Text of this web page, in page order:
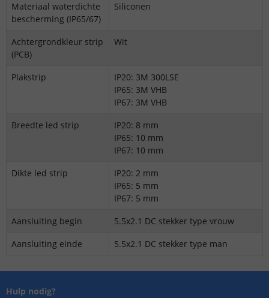
Materiaal waterdichte
bescherming (IP65/67)
Siliconen
Achtergrondkleur strip
(PCB)
Wit
Plakstrip
IP20: 3M 300LSE
IP65: 3M VHB
IP67: 3M VHB
Breedte led strip
IP20: 8 mm
IP65: 10 mm
IP67: 10 mm
Dikte led strip
IP20: 2 mm
IP65: 5 mm
IP67: 5 mm
Aansluiting begin
5.5x2.1 DC stekker type vrouw
Aansluiting einde
5.5x2.1 DC stekker type man
Hulp nodig?